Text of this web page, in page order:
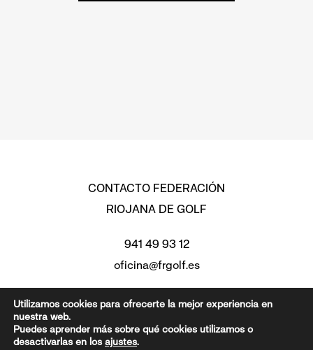
CONTACTO FEDERACIÓN
RIOJANA DE GOLF
941 49 93 12
oficina@frgolf.es
Avd. Moncalvillo 2, Edificio
Federaciones Piso 3 Oficina 7,
26007 Logroño (La Rioja)
Utilizamos cookies para ofrecerte la mejor experiencia en
nuestra web.
Puedes aprender más sobre qué cookies utilizamos o
desactivarlas en losajustes.